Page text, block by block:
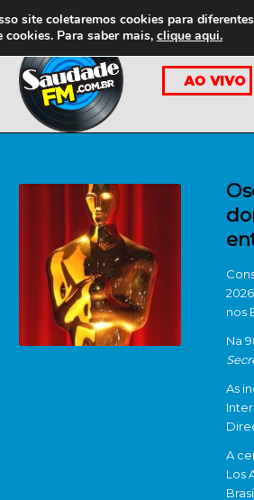
nos
Na
As
A
Los
site coletaremos cookies para
cookies. Para saber mais, clique aqui.